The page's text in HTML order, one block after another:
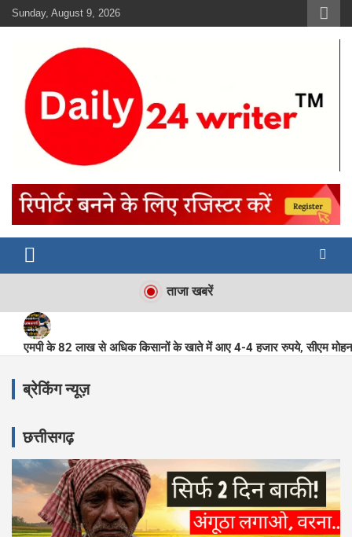
Skip
to
Sunday, August 9, 2026
ताजा खबरें
एमपी के 82 लाख से अधिक किसानों के खाते में आए 4-4 हजार रुपये, सीएम
NASA और SpaceX हैरान, 28 साल के भारतीय लड़कों ने अंतरिक्ष में रचा
4 ऐसी चीज जान लीजिये जो कोई भी कार डीलर आपको नहीं बताएगा Maruti
ब्रेकिंग न्यूज़
छत्तीसगढ़